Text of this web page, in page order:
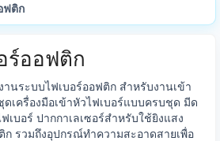
ฟติก
ร์ออฟติก
นระบบไฟเบอร์ออฟติก สำหรับงานเข้า
เครื่องมือเข้าหัวไฟเบอร์แบบครบชุด มีด
บอร์ ปากกาเลเซอร์สำหรับใช้ยิงแสง
ก รวมถึงอุปกรณ์ทำความสะอาดสายเพื่อ